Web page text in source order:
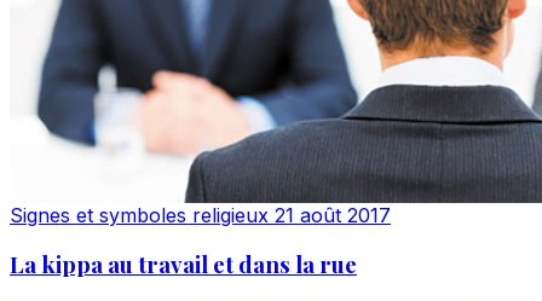
Signes et symboles religieux 21 août 2017
La kippa au travail et dans la rue